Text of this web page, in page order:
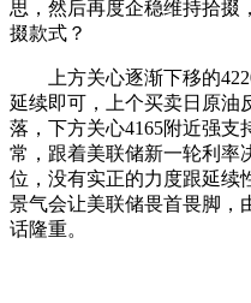
思，然后再度企稳维持拾掇
掇款式？
上方关心逐渐下移的
延续即可，上个买卖日原油
落，下方关心4165附近强支
常，跟着美联储新一轮利率
位，没有实正的力度跟延续
景气会让美联储畏首畏脚，
话隆重。